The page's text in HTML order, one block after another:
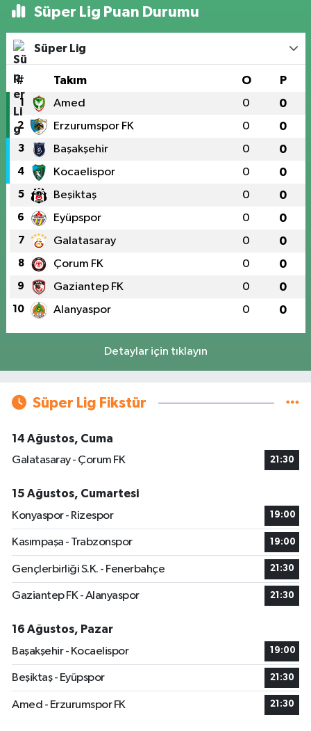
Süper Lig Puan Durumu
Süper Lig
# Takım O P
1 Amed 0 0
2 Erzurumspor FK 0 0
3 Başakşehir 0 0
4 Kocaelispor 0 0
5 Beşiktaş 0 0
6 Eyüpspor 0 0
7 Galatasaray 0 0
8 Çorum FK 0 0
9 Gaziantep FK 0 0
10 Alanyaspor 0 0
Detaylar için tıklayın
Süper Lig Fikstür
14 Ağustos, Cuma
Galatasaray - Çorum FK
21:30
15 Ağustos, Cumartesi
Konyaspor - Rizespor
19:00
Kasımpaşa - Trabzonspor 19:00
Gençlerbirliği S.K. - Fenerbahçe 21:30
Gaziantep FK - Alanyaspor 21:30
16 Ağustos, Pazar
Başakşehir - Kocaelispor
19:00
Beşiktaş - Eyüpspor 21:30
Amed - Erzurumspor FK 21:30